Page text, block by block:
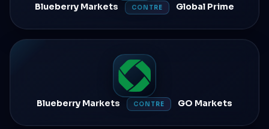
Blueberry Markets CONTRE Global Prime
Blueberry Markets CONTRE GO Markets